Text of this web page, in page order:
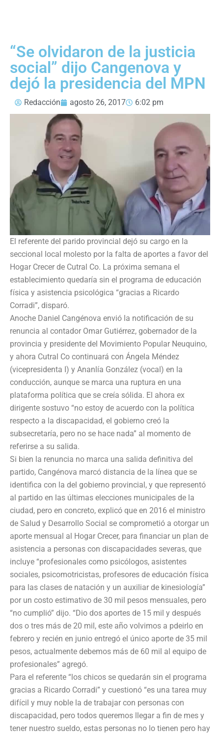
“Se olvidaron de la justicia
social” dijo Cangenova y
dejó la presidencia del MPN
Redacción agosto 26, 2017 6:02 pm
El referente del parido provincial dejó su cargo en la
seccional local molesto por la falta de aportes a favor del
Hogar Crecer de Cutral Co. La próxima semana el
establecimiento quedaría sin el programa de educación
física y asistencia psicológica “gracias a Ricardo
Corradi”, disparó.
Anoche Daniel Cangénova envió la notificación de su
renuncia al contador Omar Gutiérrez, gobernador de la
provincia y presidente del Movimiento Popular Neuquino,
y ahora Cutral Co continuará con Ángela Méndez
(vicepresidenta I) y Ananlía González (vocal) en la
conducción, aunque se marca una ruptura en una
plataforma política que se creía sólida. El ahora ex
dirigente sostuvo “no estoy de acuerdo con la política
respecto a la discapacidad, el gobierno creó la
subsecretaría, pero no se hace nada” al momento de
referirse a su salida.
Si bien la renuncia no marca una salida definitiva del
partido, Cangénova marcó distancia de la línea que se
identifica con la del gobierno provincial, y que representó
al partido en las últimas elecciones municipales de la
ciudad, pero en concreto, explicó que en 2016 el ministro
de Salud y Desarrollo Social se comprometió a otorgar un
aporte mensual al Hogar Crecer, para financiar un plan de
asistencia a personas con discapacidades severas, que
incluye “profesionales como psicólogos, asistentes
sociales, psicomotricistas, profesores de educación física
para las clases de natación y un auxiliar de kinesiología”
por un costo estimativo de 30 mil pesos mensuales, pero
“no cumplió” dijo. “Dio dos aportes de 15 mil y después
dos o tres más de 20 mil, este año volvimos a pdeirlo en
febrero y recién en junio entregó el único aporte de 35 mil
pesos, actualmente debemos más de 60 mil al equipo de
profesionales” agregó.
Para el referente “los chicos se quedarán sin el programa
gracias a Ricardo Corradi” y cuestionó “es una tarea muy
difícil y muy noble la de trabajar con personas con
discapacidad, pero todos queremos llegar a fin de mes y
tener nuestro sueldo, estas personas no lo tienen pero hay